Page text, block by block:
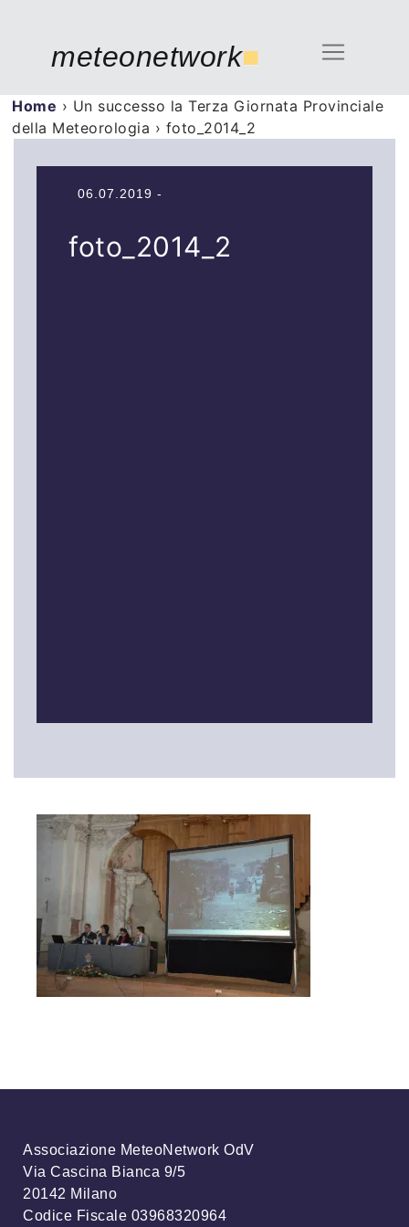
meteonetwork■
Home › Un successo la Terza Giornata Provinciale
della Meteorologia › foto_2014_2
06.07.2019 -
foto_2014_2
Associazione MeteoNetwork OdV
Via Cascina Bianca 9/5
20142 Milano
Codice Fiscale 03968320964